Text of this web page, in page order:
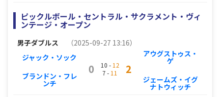
ピックルボール・セントラル・サクラメント・ヴィ
ンテージ・オープン
男子ダブルス
（2025-09-27 13:16）
ジャック・ソック
ブランドン・フレ
ンチ
0 10 - 12
7 - 11 2
アウグストゥス・
ゲ
ジェームズ・イグ
ナトウィッチ